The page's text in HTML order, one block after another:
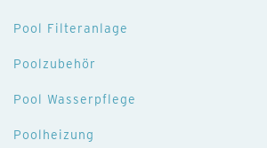
Pool Filteranlage
Poolzubehör
Pool Wasserpflege
Poolheizung